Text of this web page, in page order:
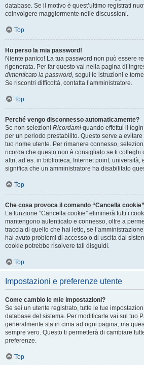
database. Se il motivo è quest’ultimo registrati
coinvolgere maggiormente nelle discussioni.
Top
Ho perso la mia password!
Niente panico! La tua password non può essere
rigenerata. Per far questo vai nella pagina di
dimenticato la password, segui le istruzioni e
Se riscontri difficoltà, contatta l’amministratore.
Top
Perché vengo disconnesso automaticamente?
Se non selezioni Ricordami quando effettui il
per un periodo prestabilito. Questo serve a
tuo nome utente. Per rimanere connesso,
ricorda che questo non è consigliato se ti colleghi
altri, ad es. in biblioteca, Internet point, università,
significa che un amministratore ha disabilitato
Top
Che cosa provoca il comando “Cancella
La funzione “Cancella cookie” eliminerà tutti i
mantengono autenticato e connesso, oltre a
traccia di quello che hai letto, se
hai avuto problemi di accesso o di uscita dal
cookie potrebbe risolvere tali disguidi.
Top
Impostazioni e preferenze utente
Come cambio le mie impostazioni?
Se sei un utente registrato, tutte le tue
database del sistema. Per modificarle vai sul tuo
generalmente sta in cima ad ogni pagina, ma
sempre vero. Questo ti permetterà di cambiare
preferenze.
Top